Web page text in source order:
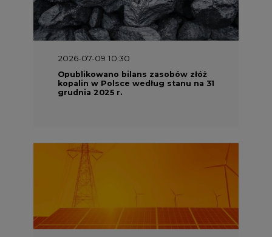
2026-07-09 10:30
Opublikowano bilans zasobów złóż
kopalin w Polsce według stanu na 31
grudnia 2025 r.